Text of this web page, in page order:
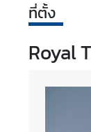
ที่ตั้ง
Royal